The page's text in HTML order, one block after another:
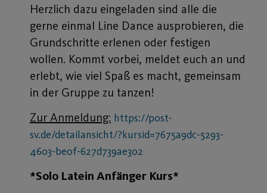
Herzlich dazu eingeladen sind alle die
gerne einmal Line Dance ausprobieren, die
Grundschritte erlenen oder festigen
wollen. Kommt vorbei, meldet euch an und
erlebt, wie viel Spaß es macht, gemeinsam
in der Gruppe zu tanzen!
Zur Anmeldung: https://post-
sv.de/detailansicht/?kursid=7675a9dc-5293-
4603-be0f-627d739ae302
*Solo Latein Anfänger Kurs*